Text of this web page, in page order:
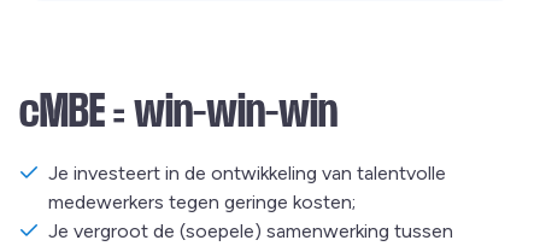
cMBE = win-win-win
Je investeert in de ontwikkeling van talentvolle
medewerkers tegen geringe kosten;
Je vergroot de (soepele) samenwerking tussen